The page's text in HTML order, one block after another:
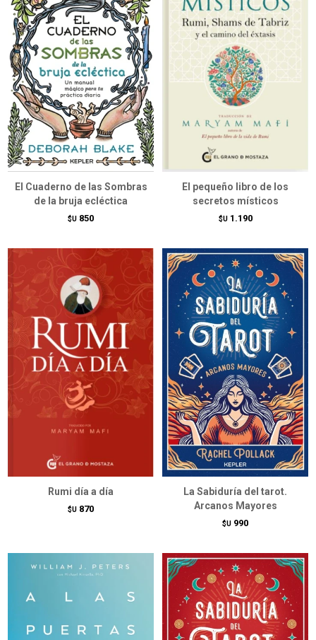
El Cuaderno de las Sombras
de la bruja ecléctica
$U 850
El pequeño libro de los
secretos místicos
$U 1.190
Rumi día a día
$U 870
La Sabiduría del tarot.
Arcanos Mayores
$U 990